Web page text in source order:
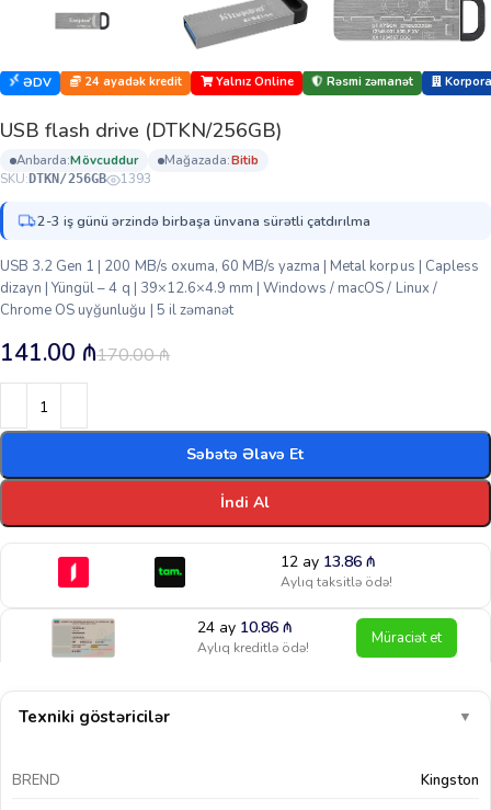
ƏDV 24 ayadək kredit Yalnız Online Rəsmi zəmanət
USB flash drive (DTKN/256GB)
anbarda: mövcuddur mağazada:
bi̇ti̇b
SKU: DTKN/256GB 1393
2-3 iş günü ərzində birbaşa ünvana sürətli çatdırılma
USB 3.2 Gen 1 | 200 MB/s oxuma, 60 MB/s yazma | Metal korpus | Capless
dizayn | Yüngül – 4 q | 39×12.6×4.9 mm | Windows / macOS / Linux /
Chrome OS uyğunluğu | 5 il zəmanət
170.00₼
141.00 ₼
Səbətə Əlavə Et
İndi Al
12 ay 13.86 ₼
Aylıq taksitlə ödə!
24 ay 10.86₼
Aylıq kreditlə ödə! Müraciət et
Texniki göstəricilər ▼
BREND Kingston